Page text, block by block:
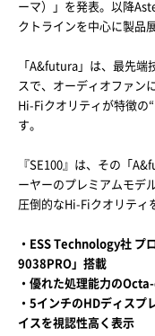
ーマ）」を発表。以降
クトラインを中心に製品
「A&futura」は、最先端
スで、オーディオファン
Hi-Fiクオリティが特徴の
す。
『SE100』は、その「
ーヤーのプレミアムモデ
圧倒的なHi-Fiクオリティ
・ESS Technology社 プ
9038PRO」搭載
・優れた処理能力の
・5インチのHDディスプ
イスを視認性高く表示